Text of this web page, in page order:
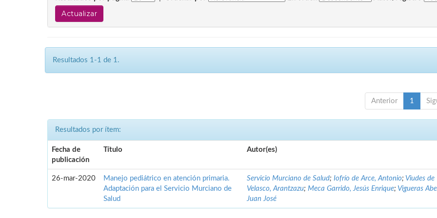
Resultados 1-1 de 1.
Anterior 1
Resultados por ítem:
Fecha de
publicación
Título Autor(es)
26-mar-2020
Manejo pediátrico en atención primaria.
Adaptación para el Servicio Murciano de
Salud
Servicio Murciano de Salud;Iofrío de Arce, Antonio; Viudes de
Velasco, Arantzazu;Meca Garrido, Jesús Enrique; Vigueras
Juan José